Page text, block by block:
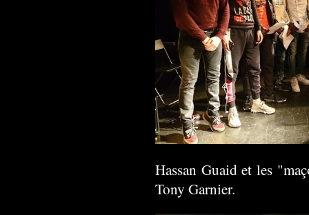
Hassan Guaid et les
Tony Garnier.